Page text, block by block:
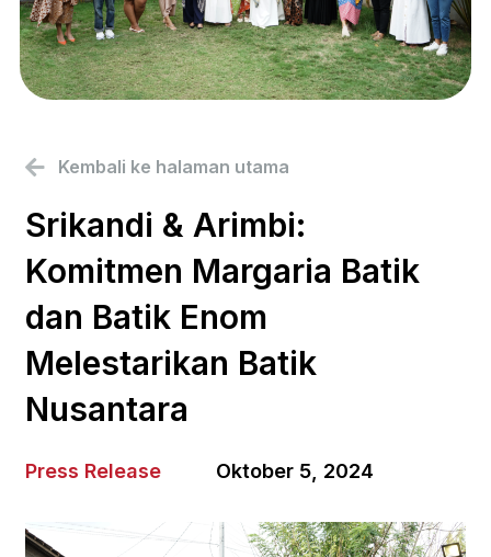
Kembali ke halaman utama
Srikandi & Arimbi:
Komitmen Margaria Batik
dan Batik Enom
Melestarikan Batik
Nusantara
Press Release Oktober 5, 2024